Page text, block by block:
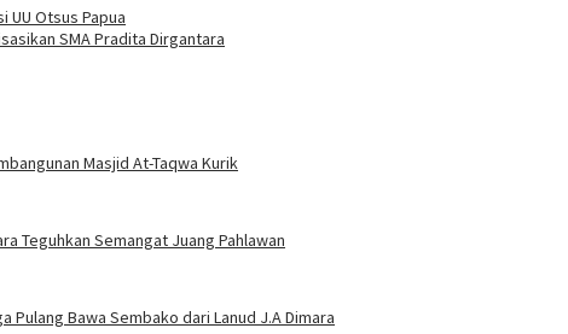
UU Otsus Papua
SMA Pradita Dirgantara
Masjid At-Taqwa Kurik
Teguhkan Semangat Juang Pahlawan
Pulang Bawa Sembako dari Lanud J.A Dimara